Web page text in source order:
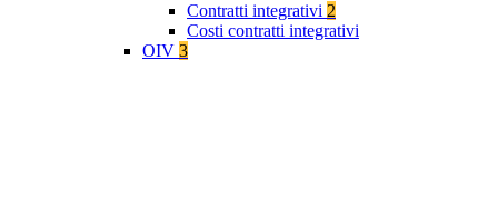
Contratti integrativi 2
Costi contratti integrativi
OIV 3